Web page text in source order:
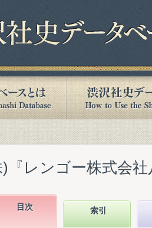
『レンゴー株式会
目次 索引